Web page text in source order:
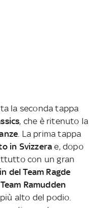
la seconda tappa
, che è ritenuto la
. La prima tappa
in Svizzera e, dopo
con un gran
del Team Ragde
Ramudden
alto del podio.